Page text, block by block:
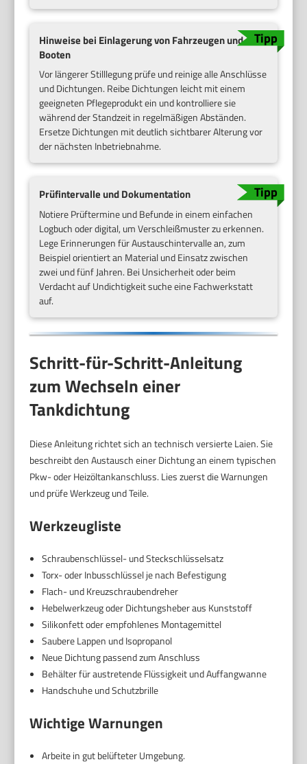
Hinweise bei Einlagerung von Fahrzeugen und
Booten
Vor längerer Stilllegung prüfe und reinige alle Anschlüsse
und Dichtungen. Reibe Dichtungen leicht mit einem
geeigneten Pflegeprodukt ein und kontrolliere sie
während der Standzeit in regelmäßigen Abständen.
Ersetze Dichtungen mit deutlich sichtbarer Alterung vor
der nächsten Inbetriebnahme.
Prüfintervalle und Dokumentation
Notiere Prüftermine und Befunde in einem einfachen
Logbuch oder digital, um Verschleißmuster zu erkennen.
Lege Erinnerungen für Austauschintervalle an, zum
Beispiel orientiert an Material und Einsatz zwischen
zwei und fünf Jahren. Bei Unsicherheit oder beim
Verdacht auf Undichtigkeit suche eine Fachwerkstatt
auf.
Schritt-für-Schritt-Anleitung
zum Wechseln einer
Tankdichtung
Diese Anleitung richtet sich an technisch versierte Laien. Sie
beschreibt den Austausch einer Dichtung an einem typischen
Pkw- oder Heizöltankanschluss. Lies zuerst die Warnungen
und prüfe Werkzeug und Teile.
Werkzeugliste
Schraubenschlüssel- und Steckschlüsselsatz
Torx- oder Inbusschlüssel je nach Befestigung
Flach- und Kreuzschraubendreher
Hebelwerkzeug oder Dichtungsheber aus Kunststoff
Silikonfett oder empfohlenes Montagemittel
Saubere Lappen und Isopropanol
Neue Dichtung passend zum Anschluss
Behälter für austretende Flüssigkeit und Auffangwanne
Handschuhe und Schutzbrille
Wichtige Warnungen
Arbeite in gut belüfteter Umgebung.